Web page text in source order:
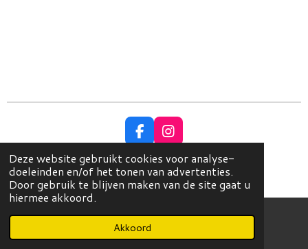
Deze website gebruikt cookies voor analyse-
doeleinden en/of het tonen van advertenties.
Door gebruik te blijven maken van de site gaat u
hiermee akkoord.
Akkoord
F
c
e
b
o
k
I
s
t
a
r
m
© Copyright 2023 EleganceHoeden
Powered byJouwWeb